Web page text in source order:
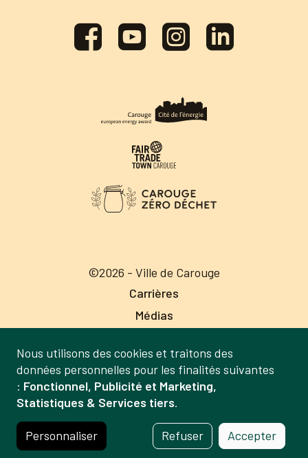
©2026 - Ville de Carouge
Carrières
Médias
Labels
Mentions légales
Politique de confidentialité
Crédits
Gestion
des
données
et
Nous utilisons des cookies et traitons des
données personnelles pour les finalités suivantes
: Fonctionnel, Publicité et Marketing,
Statistiques & Services tiers.
Personnaliser Refuser Accepter